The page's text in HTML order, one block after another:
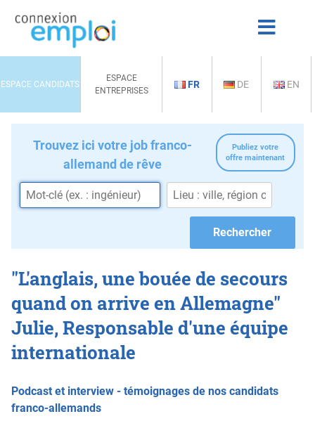
ESPACE CANDIDATS
ESPACE
ENTREPRISES
FR DE EN
Publiez votre
offre maintenant
Trouvez ici votre job franco-
allemand de rêve
"L'anglais, une bouée de secours
quand on arrive en Allemagne"
Julie, Responsable d'une équipe
internationale
Podcast et interview - témoignages de nos candidats
franco-allemands